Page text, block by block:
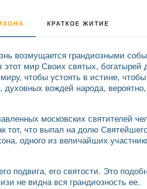
КРАТКОЕ ЖИТИЕ
возмущается грандиозными
этот мир Своих святых,
чтобы устоять в истине,
духовных вождей народа,
московских святителей
тот, что выпал на долю
одного из величайших
подвига, его святости. Это
не видна вся грандиозность ее.